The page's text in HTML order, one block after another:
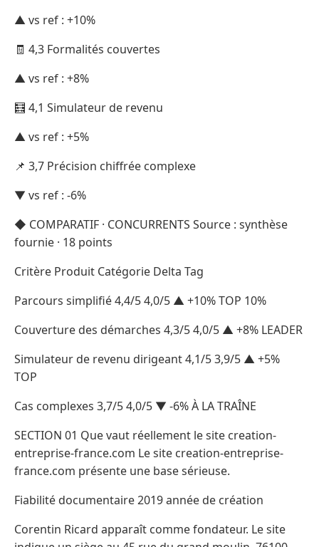
▲ vs ref : +10%
🧾 4,3 Formalités couvertes
▲ vs ref : +8%
🧮 4,1 Simulateur de revenu
▲ vs ref : +5%
📌 3,7 Précision chiffrée complexe
▼ vs ref : -6%
◆ COMPARATIF · CONCURRENTS Source : synthèse
fournie · 18 points
Critère Produit Catégorie Delta Tag
Parcours simplifié 4,4/5 4,0/5 ▲ +10% TOP 10%
Couverture des démarches 4,3/5 4,0/5 ▲ +8% LEADER
Simulateur de revenu dirigeant 4,1/5 3,9/5 ▲ +5%
TOP
Cas complexes 3,7/5 4,0/5 ▼ -6% À LA TRAÎNE
SECTION 01 Que vaut réellement le site creation-
entreprise-france.com Le site creation-entreprise-
france.com présente une base sérieuse.
Fiabilité documentaire 2019 année de création
Corentin Ricard apparaît comme fondateur. Le site